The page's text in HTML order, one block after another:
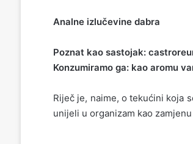
Analne izlučevine dabra
Poznat kao sastojak:
Konzumiramo ga: kao aromu
Riječ je, naime, o tekućini koja
unijeli u organizam kao